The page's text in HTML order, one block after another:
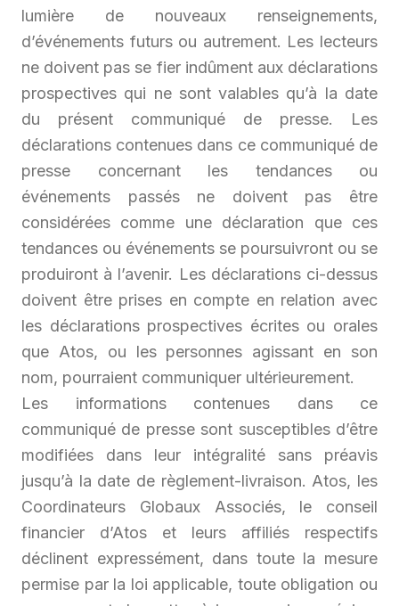
lumière de nouveaux renseignements,
d’événements futurs ou autrement. Les lecteurs
ne doivent pas se fier indûment aux déclarations
prospectives qui ne sont valables qu’à la date
du présent communiqué de presse. Les
déclarations contenues dans ce communiqué de
presse concernant les tendances ou
événements passés ne doivent pas être
considérées comme une déclaration que ces
tendances ou événements se poursuivront ou se
produiront à l’avenir. Les déclarations ci-dessus
doivent être prises en compte en relation avec
les déclarations prospectives écrites ou orales
que Atos, ou les personnes agissant en son
nom, pourraient communiquer ultérieurement.
Les informations contenues dans ce
communiqué de presse sont susceptibles d’être
modifiées dans leur intégralité sans préavis
jusqu’à la date de règlement-livraison. Atos, les
Coordinateurs Globaux Associés, le conseil
financier d’Atos et leurs affiliés respectifs
déclinent expressément, dans toute la mesure
permise par la loi applicable, toute obligation ou